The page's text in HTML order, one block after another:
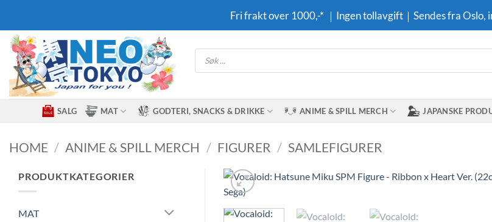
content
Fri frakt over 1000,-* ｜Ingen tollavgift｜Sendes fra Oslo,
Products
search
SALG MAT GODTERI, SNACKS & DRIKKE ANIME & SPILL MERCH JAPANSKE
HOME / ANIME & SPILL MERCH / FIGURER / SAMLEFIGURER
PRODUKTKATEGORIER
MAT